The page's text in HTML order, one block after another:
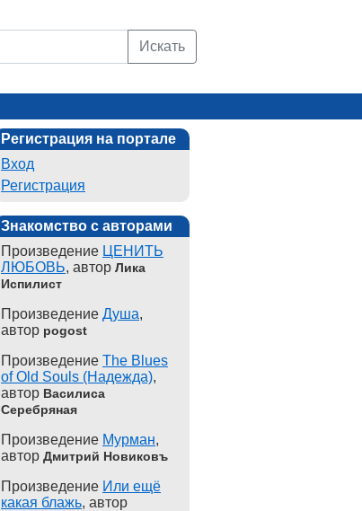
Искать
Регистрация на портале
Вход
Регистрация
Знакомство с авторами
Произведение ЦЕНИТЬ
ЛЮБОВЬ, автор Лика
Испилист
Произведение Душа,
автор pogost
Произведение The Blues
of Old Souls (Надежда),
автор Василиса
Серебряная
Произведение Мурман,
автор Дмитрий Новиковъ
Произведение Или ещё
какая блажь, автор